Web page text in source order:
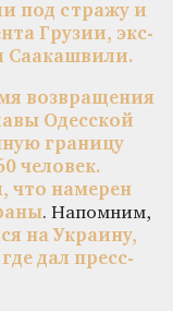
под стражу и
Грузии, экс-
Саакашвили.
возвращения
Одесской
границу
человек.
что намерен
. Напомним,
на Украину,
дал пресс-